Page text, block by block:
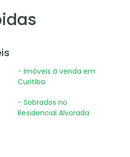
- Imóveis à venda em
Curitiba
- Sobrados no
Residencial Alvorada